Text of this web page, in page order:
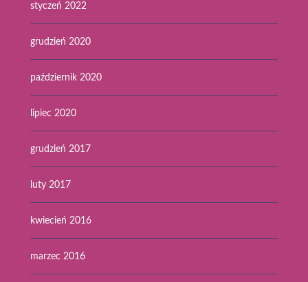
styczeń 2022
grudzień 2020
październik 2020
lipiec 2020
grudzień 2017
luty 2017
kwiecień 2016
marzec 2016